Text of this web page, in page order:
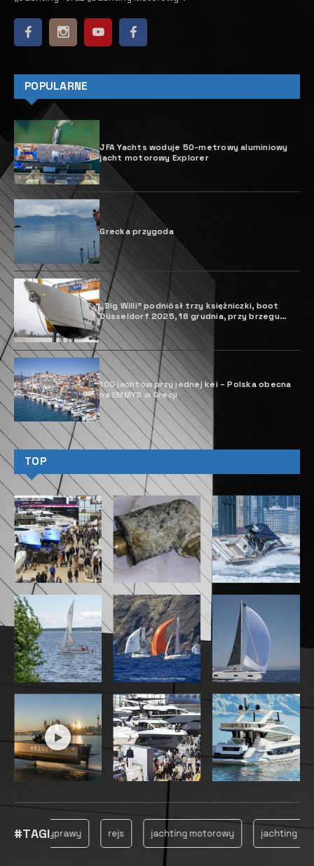
W
alory turystyczne, krajobrazowe i
wypoczynkowe Majorki są znane:
tak jak pozostałe duże wyspy
archipelagu balearskiego jest
piękna, słoneczna, łatwo
dostępna dzięki tanim lotom z Warszawy bez
śródlądowania, i świetnie zorganizowana pod kątem
turystów. Można śmiało pokusić się o stwierdzenie,
że to raj dla turystów. Pod względem realizowania
pasji żeglarskich cały archipelag jest dla żeglarzy
wręcz znakomity – doskonała infrastruktura w
marinach, przystępne ceny postoju (40 stopowy
prywatnych i ok. 25 euro w marinach miejskich),
zasięg Wi– Fi w prawie każdej przystani oraz
możliwość rezerwacji miejsc przez internet,
umiarkowane warunki wiatrowe, przy tym dobrze
przygotowane do czarteru jednostki i „odpowiedni
ludzie na odpowiednich miejscach” to walory, które
doceni każdy żeglarz, chcący bezpiecznie i
komfortowo spędzić na wodzie kilka dni z rodziną.
Żeglarskie plany na Baleary można mieć różne:
Majorka–Minorka, Majorka–Ibiza czy rejs dookoła
którejś z wysp… na pewno wszędzie spotka nas coś
miłego. To, czego nie powinniśmy pominąć, to
wizyta w Parku Narodowym Cabrera.
Dzień po wylądowaniu w Palmie meldujemy się w
marinie, sprawnie (głównie dzięki dobrze
wykwalifikowanym miejscowym bosmanom)
przejmujemy czarter. Zakładamy, że przy odrobinie
żeglarskiego szczęścia, czyli dzięki wiatrom od NE
jeszcze tego samego wieczora. Cumujemy na boi w
zatoce Isla de Cabrera (odległość do pokonania to
ok. 28 Mm). Cabrera jest nieco przyćmiona wielką
sławą Majorki, Minorki i Ibizy, ale jest prawdziwą